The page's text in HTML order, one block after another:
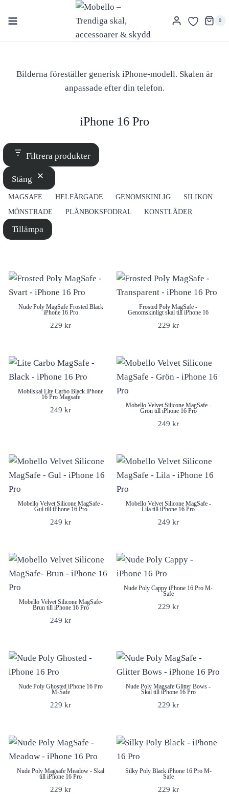
0
Bilderna föreställer generisk iPhone-modell. Skalen är
anpassade efter din telefon.
iPhone 16 Pro
Filtrera produkter
Stäng
ETIKETT
MAGSAFE HELFÄRGADE GENOMSKINLIG
SILIKON
MÖNSTRADE
PLÅNBOKSFODRAL KONSTLÄDER
Tillämpa
Nude Poly MagSafe Frosted Black
iPhone 16 Pro
229kr
Frosted Poly MagSafe -
Genomskinligt skal till iPhone 16
229 kr
Mobilskal Lite Carbo Black iPhone
16 Pro Magsafe
249kr
Mobello Velvet Silicone MagSafe -
Grön till iPhone 16 Pro
249 kr
Mobello Velvet Silicone MagSafe -
Gul till iPhone 16 Pro
249kr
Mobello Velvet Silicone MagSafe -
Lila till iPhone 16 Pro
249 kr
Mobello Velvet Silicone MagSafe-
Brun till iPhone 16 Pro
249kr
Nude Poly Cappy iPhone 16 Pro M-
Safe
229 kr
Nude Poly Ghosted iPhone 16 Pro
M-Safe
229kr
Nude Poly Magsafe Glitter Bows -
Skal till iPhone 16 Pro
229 kr
Nude Poly Magsafe Meadow - Skal
till iPhone 16 Pro
229kr
Silky Poly Black iPhone 16 Pro M-
Safe
229 kr